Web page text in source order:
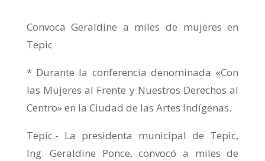
Convoca Geraldine a miles de mujeres en
Tepic
* Durante la conferencia denominada «Con
las Mujeres al Frente y Nuestros Derechos al
Centro» en la Ciudad de las Artes Indígenas.
Tepic.- La presidenta municipal de Tepic,
Ing. Geraldine Ponce, convocó a miles de